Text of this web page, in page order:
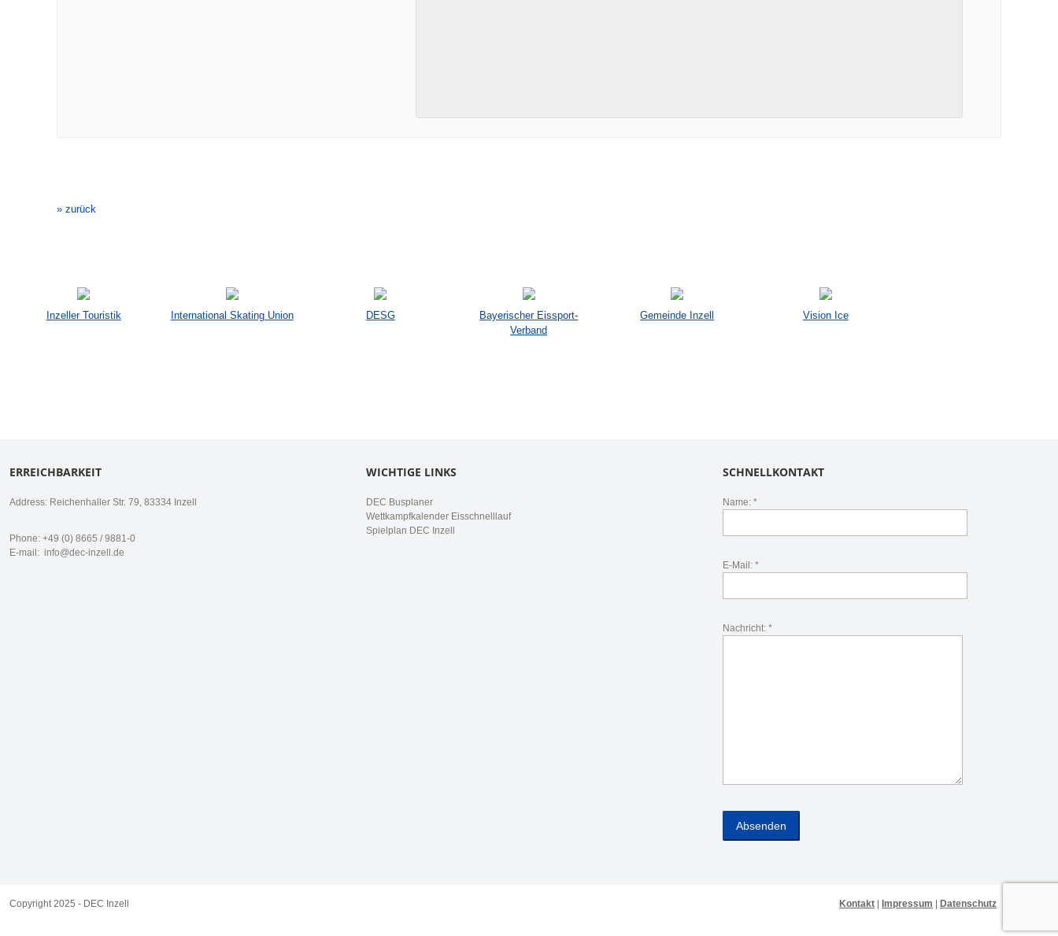
Navigation
» zurück
Inzeller Touristik International Skating Union DESG
Bayerischer Eissport-
Verband
Gemeinde Inzell Vision Ice
ERREICHBARKEIT
Address: Reichenhaller Str. 79, 83334 Inzell
Phone: +49 (0) 8665 / 9881-0
E-mail: info@dec-inzell.de
WICHTIGE LINKS
DEC Busplaner
Wettkampfkalender Eisschnelllauf
Spielplan DEC Inzell
SCHNELLKONTAKT
Name: *
E-Mail: *
Nachricht: *
Copyright 2025 - DEC Inzell Kontakt | Impressum | Datenschutz